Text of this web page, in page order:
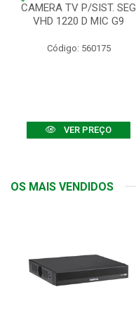
CAMERA TV P/SIST. SEG
VHD 1220 D MIC G9
Código: 560175
VER PREÇO
OS MAIS VENDIDOS